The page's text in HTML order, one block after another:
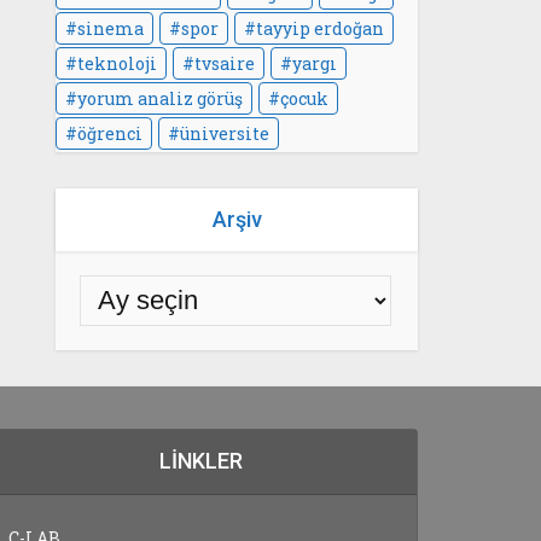
sinema
spor
tayyip erdoğan
teknoloji
tvsaire
yargı
yorum analiz görüş
çocuk
öğrenci
üniversite
Arşiv
LINKLER